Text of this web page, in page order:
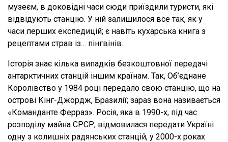
музеєм, в доковідні часи сюди приїздили туристи, які
відвідують станцію. У ній залишилося все так, як у
часи перших експедицій; є навіть кухарська книга з
рецептами страв із… пінгвінів.
Історія знає кілька випадків безкоштовної передачі
антарктичних станцій іншим країнам. Так, Об’єднане
Королівство у 1984 році передало свою станцію, що на
острові Кінг-Джордж, Бразилії; зараз вона називається
«Команданте Ферраз». Росія, яка в 1990-х, під час
розподілу майна СРСР, відмовилася передати Україні
одну з колишніх радянських станцій, у 2000-х роках